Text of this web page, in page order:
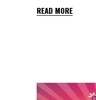
READ MORE